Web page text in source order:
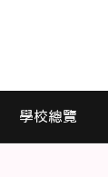
學校總覽